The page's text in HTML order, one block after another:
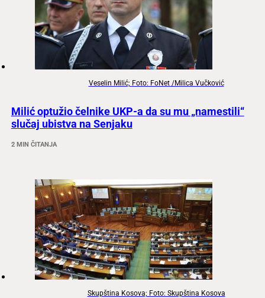
Veselin Milić; Foto: FoNet /Milica Vučković
Milić optužio čelnike UKP-a da su mu „namestili“
slučaj ubistva na Senjaku
2 MIN ČITANJA
Skupština Kosova; Foto: Skupština Kosova